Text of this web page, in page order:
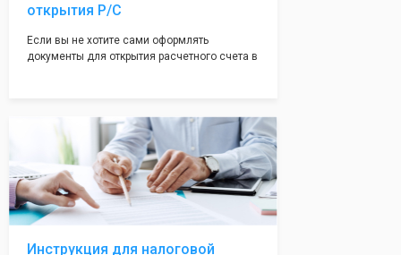
открытия Р/С
Если вы не хотите сами оформлять
документы для открытия расчетного счета в
открытия счета, с минимальным затратом
вашего времени и сил!
Инструкция для налоговой